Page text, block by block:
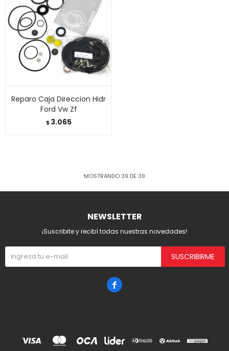
Reparo Caja Direccion Hidr
Ford Vw Zf
$ 3.065
MOSTRANDO39 DE 39
NEWSLETTER
¡Suscribite y recibí todas nuestras novedades!
SUSCRIBIRME
